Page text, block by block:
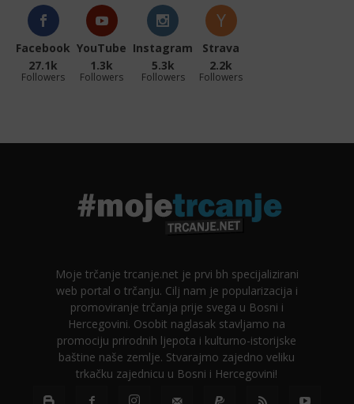
Facebook
27.1k
Followers
YouTube
1.3k
Followers
Instagram
5.3k
Followers
Strava
2.2k
Followers
Moje trčanje trcanje.net je prvi bh specijalizirani
web portal o trčanju. Cilj nam je popularizacija i
promoviranje trčanja prije svega u Bosni i
Hercegovini. Osobit naglasak stavljamo na
promociju prirodnih ljepota i kulturno-istorijske
baštine naše zemlje. Stvarajmo zajedno veliku
trkačku zajednicu u Bosni i Hercegovini!